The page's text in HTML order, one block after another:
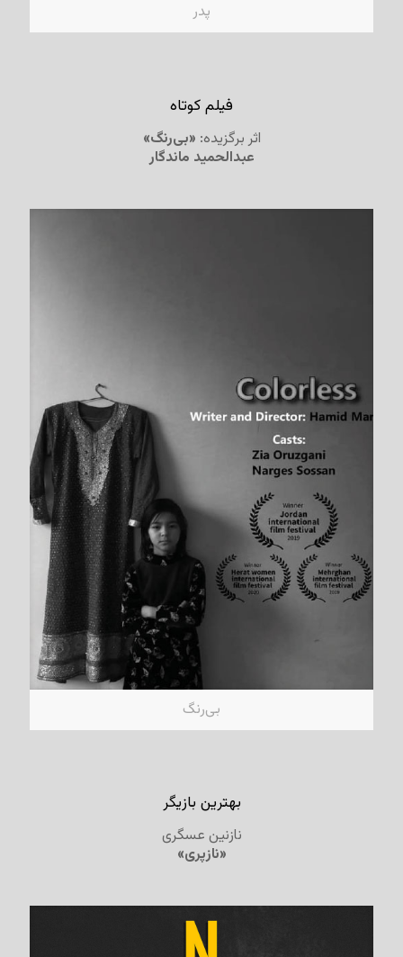
پدر
فیلم کوتاه
اثر برگزیده: «بی‌رنگ»
عبدالحمید ماندگار
بی‌رنگ
بهترین بازیگر
نازنین عسگری
«نازپری»